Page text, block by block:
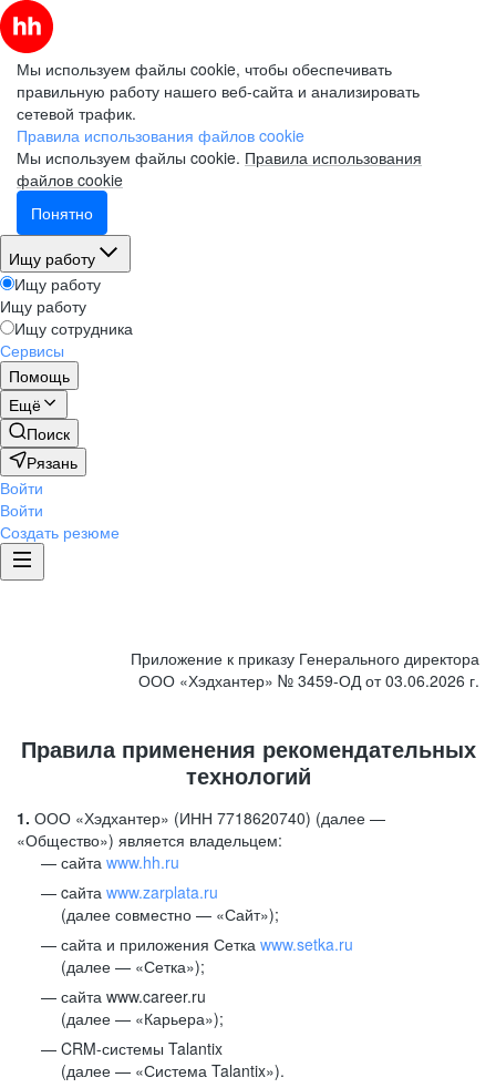
Мы используем файлы cookie, чтобы обеспечивать
правильную работу нашего веб-сайта и анализировать
сетевой трафик.
Правила использования файлов cookie
Мы используем файлы cookie. Правила использования
файлов cookie
Понятно
Ищу работу
Ищу работу
Ищу работу
Ищу сотрудника
Сервисы
Помощь
Ещё
Поиск
Рязань
Войти
Войти
Создать резюме
Приложение к приказу Генерального директора
ООО «Хэдхантер» № 3459-ОД от 03.06.2026 г.
Правила применения рекомендательных
технологий
1. ООО «Хэдхантер» (ИНН 7718620740) (далее —
«Общество») является владельцем:
сайта www.hh.ru
cайта www.zarplata.ru
(далее совместно — «Сайт»);
сайта и приложения Сетка www.setka.ru
(далее — «Сетка»);
сайта www.career.ru
(далее — «Карьера»);
CRM-системы Talantix
(далее — «Система Talantix»).